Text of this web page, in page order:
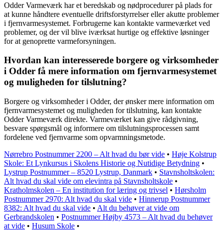
Odder Varmeværk har et beredskab og nødprocedurer på plads for
at kunne håndtere eventuelle driftsforstyrrelser eller akutte problemer
i fjernvarmesystemet. Forbrugerne kan kontakte varmeværket ved
problemer, og der vil blive iværksat hurtige og effektive løsninger
for at genoprette varmeforsyningen.
Hvordan kan interesserede borgere og virksomheder
i Odder få mere information om fjernvarmesystemet
og muligheden for tilslutning?
Borgere og virksomheder i Odder, der ønsker mere information om
fjernvarmesystemet og muligheden for tilslutning, kan kontakte
Odder Varmeværk direkte. Varmeværket kan give rådgivning,
besvare spørgsmål og informere om tilslutningsprocessen samt
fordelene ved fjernvarme som opvarmningsmetode.
Nørrebro Postnummer 2200 – Alt hvad du bør vide • Høje Kolstrup
Skole: Et Lynkursus i Skolens Historie og Nutidige Betydning •
Lystrup Postnummer – 8520 Lystrup, Danmark • Stavnsholtskolen:
Alt hvad du skal vide om elevintra på Stavnsholtskole •
Kratholmskolen – En institution for læring og trivsel • Hørsholm
Postnummer 2970: Alt hvad du skal vide • Hinnerup Postnummer
8382: Alt hvad du skal vide • Alt du behøver at vide om
Gerbrandskolen • Postnummer Højby 4573 – Alt hvad du behøver
at vide • Husum Skole •